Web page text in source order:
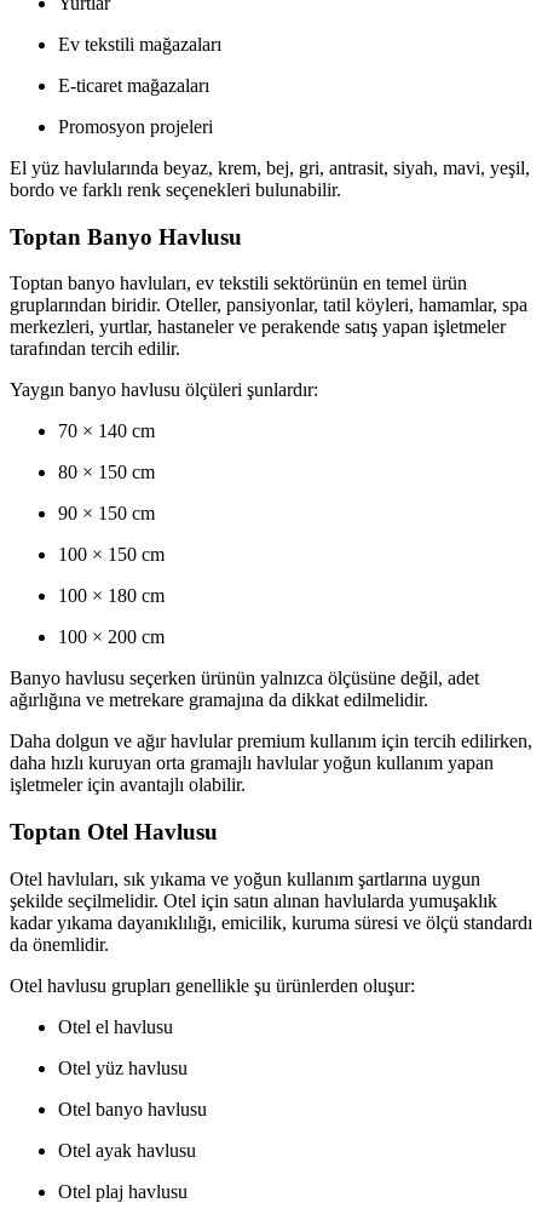
Ev tekstili mağazaları
E-ticaret mağazaları
Promosyon projeleri
El yüz havlularında beyaz, krem, bej, gri, antrasit, siyah, mavi, yeşil,
bordo ve farklı renk seçenekleri bulunabilir.
Toptan Banyo Havlusu
Toptan banyo havluları, ev tekstili sektörünün en temel ürün
gruplarından biridir. Oteller, pansiyonlar, tatil köyleri, hamamlar, spa
merkezleri, yurtlar, hastaneler ve perakende satış yapan işletmeler
tarafından tercih edilir.
Yaygın banyo havlusu ölçüleri şunlardır:
70 × 140 cm
80 × 150 cm
90 × 150 cm
100 × 150 cm
100 × 180 cm
100 × 200 cm
Banyo havlusu seçerken ürünün yalnızca ölçüsüne değil, adet
ağırlığına ve metrekare gramajına da dikkat edilmelidir.
Daha dolgun ve ağır havlular premium kullanım için tercih edilirken,
daha hızlı kuruyan orta gramajlı havlular yoğun kullanım yapan
işletmeler için avantajlı olabilir.
Toptan Otel Havlusu
Otel havluları, sık yıkama ve yoğun kullanım şartlarına uygun
şekilde seçilmelidir. Otel için satın alınan havlularda yumuşaklık
kadar yıkama dayanıklılığı, emicilik, kuruma süresi ve ölçü standardı
da önemlidir.
Otel havlusu grupları genellikle şu ürünlerden oluşur:
Otel el havlusu
Otel yüz havlusu
Otel banyo havlusu
Otel ayak havlusu
Otel plaj havlusu